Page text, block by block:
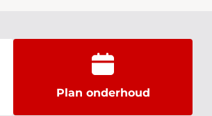
Plan onderhoud